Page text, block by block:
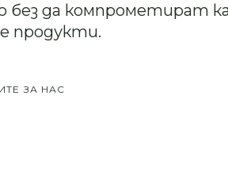
без да компрометират
продукти.
ЗА НАС